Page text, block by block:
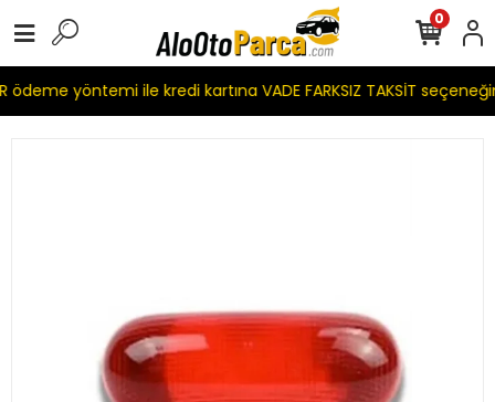
ödeme yöntemi ile kredi kartına VADE FARKSIZ TAKSİT
0